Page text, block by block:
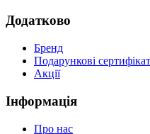
Додатково
Бренд
Подарункові
Акції
Інформація
Про нас